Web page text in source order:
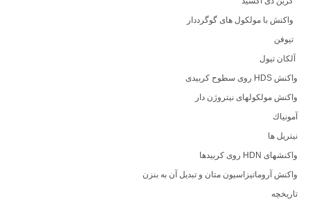
واكنش با مولكول های گوگرددار
تیوفن
آلكان تیول
واکنش HDS روی سطوح کربیدی
واكنش مولكولهای نیتروژن دار
آمونیاك
نیتریل ها
واکنشهای HDN روی کربیدها
واکنش آروماتیزاسیون متان و تبدیل آن به بنزن
تاریخچه